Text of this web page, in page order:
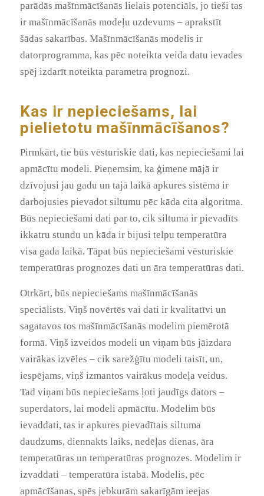
parādās mašīnmācīšanās lielais potenciāls, jo tieši tas
ir mašīnmācīšanās modeļu uzdevums – aprakstīt
šādas sakarības. Mašīnmācīšanās modelis ir
datorprogramma, kas pēc noteikta veida datu ievades
spēj izdarīt noteikta parametra prognozi.
Kas ir nepieciešams, lai
pielietotu mašīnmācīšanos?
Pirmkārt, tie būs vēsturiskie dati, kas nepieciešami lai
apmācītu modeli. Pieņemsim, ka ģimene mājā ir
dzīvojusi jau gadu un tajā laikā apkures sistēma ir
darbojusies pievadot siltumu pēc kāda cita algoritma.
Būs nepieciešami dati par to, cik siltuma ir pievadīts
ikkatru stundu un kāda ir bijusi telpu temperatūra
visa gada laikā. Tāpat būs nepieciešami vēsturiskie
temperatūras prognozes dati un āra temperatūras dati.
Otrkārt, būs nepieciešams mašīnmācīšanās
speciālists. Viņš novērtēs vai dati ir kvalitatīvi un
sagatavos tos mašīnmācīšanās modelim piemērotā
formā. Viņš izveidos modeli un viņam būs jāizdara
vairākas izvēles – cik sarežģītu modeli taisīt, un,
iespējams, viņš izmantos vairākus modeļa veidus.
Tad viņam būs nepieciešams ļoti jaudīgs dators –
superdators, lai modeli apmācītu. Modelim būs
ievaddati, tas ir apkures pievadītais siltuma
daudzums, diennakts laiks, nedēļas dienas, āra
temperatūras un temperatūras prognozes. Modelim ir
izvaddati – temperatūra istabā. Modelis, pēc
apmācīšanas, spēs jebkurām sakarīgām ieejas